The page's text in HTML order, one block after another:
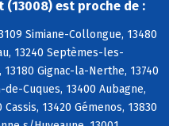
(13008) est proche de :
Simiane-Collongue, 13480
13240 Septèmes-les-
Gignac-la-Nerthe, 13740
Cuques, 13400 Aubagne,
13420 Gémenos, 13830